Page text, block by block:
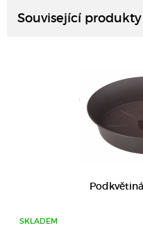
Související produkty
SKLADEM